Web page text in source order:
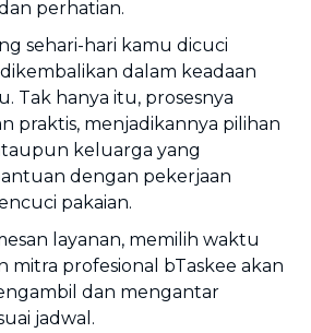
perhatian.
sehari-hari kamu dicuci
dalam keadaan
Tak hanya itu, prosesnya
praktis, menjadikannya pilihan
keluarga yang
dengan pekerjaan
pakaian.
layanan, memilih waktu
mitra profesional bTaskee akan
dan mengantar
jadwal.